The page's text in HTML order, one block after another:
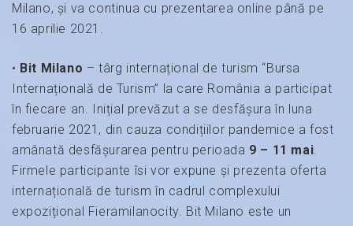
Milano, și va continua cu prezentarea online până pe
16 aprilie 2021.
• Bit Milano – târg internațional de turism “Bursa
Internațională de Turism” la care România a participat
în fiecare an. Inițial prevăzut a se desfășura în luna
februarie 2021, din cauza condițiilor pandemice a fost
amânată desfășurarea pentru perioada 9 – 11 mai.
Firmele participante îsi vor expune și prezenta oferta
internațională de turism în cadrul complexului
expozițional Fieramilanocity. Bit Milano este un